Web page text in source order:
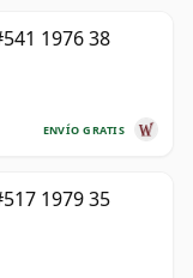
1976 38
ENVÍO GRATIS
1979 35